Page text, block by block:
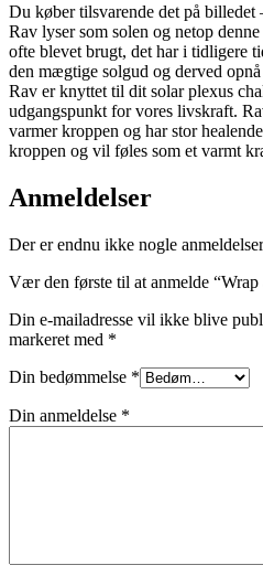
Du køber tilsvarende det på billedet
Rav lyser som solen og netop
ofte blevet brugt, det har i tidligere
den mægtige solgud og derved opnå
Rav er knyttet til dit solar plexus
udgangspunkt for vores livskraft.
varmer kroppen og har stor
kroppen og vil føles som et varmt
Anmeldelser
Der er endnu ikke nogle
Vær den første til at anmelde “Wrap
Din e-mailadresse vil ikke blive
markeret med *
Din bedømmelse *
Din anmeldelse *